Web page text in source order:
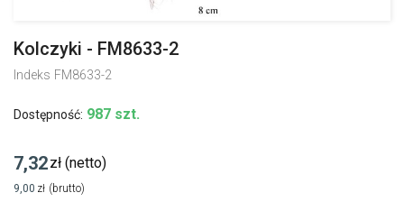
Kolczyki - FM8633-2
Indeks FM8633-2
Dostępność: 987 szt.
7,32zł (netto)
9,00 zł (brutto)